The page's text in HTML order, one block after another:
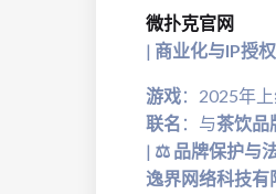
微扑克官网
| 商业化与IP授权
游戏：2025年
联名 ：与茶饮品
| ⚖️ 品牌保护与
逸界网络科技有